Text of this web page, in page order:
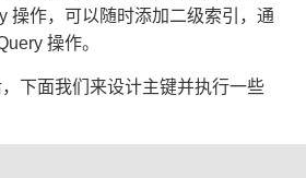
操作，可以随时添加二级索引，通
操作。
下面我们来设计主键并执行一些